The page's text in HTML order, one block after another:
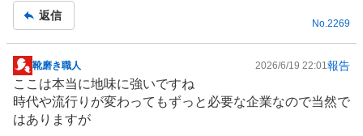
返信
No.2269
掲
示
板
記
靴磨き職人 2026/6/19 22:01報告
ここは本当に地味に強いですね
時代や流行りが変わってもずっと必要な企業なので当然で
はありますが